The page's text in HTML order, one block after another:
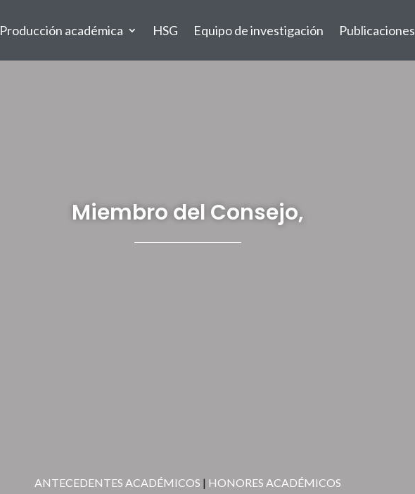
Producción académica HSG Equipo de investigación Publicaciones
Miembro del Consejo,
ANTECEDENTES ACADÉMICOS | HONORES ACADÉMICOS